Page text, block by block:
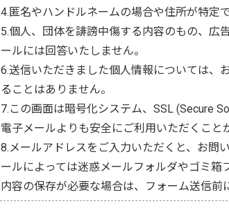
4.匿名やハンドルネームの場合や住所が特定
5.個人、団体を誹謗中傷する内容のもの、広
ールには回答いたしません。
6.送信いただきました個人情報については、
ることはありません。
7.この画面は暗号化システム、SSL (Secure
電子メールよりも安全にご利用いただくこと
8.メールアドレスをご入力いただくと、お問
ールによっては迷惑メールフォルダやゴミ
内容の保存が必要な場合は、フォーム送信前